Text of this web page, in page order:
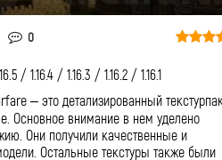
0
/1.16.4 /1.16.3 /1.16.2 /1.16.1
– это детализированный
Основное внимание в нем уделено
Они получили качественные и
Остальные текстуры также были